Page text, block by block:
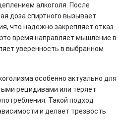
алкоголя. После
доза спиртного вызывает
что надежно закрепляет отказ
время направляет мышление в
уверенность в выбранном
особенно актуально для
рецидивами или теряет
Такой подход
и делает трезвость